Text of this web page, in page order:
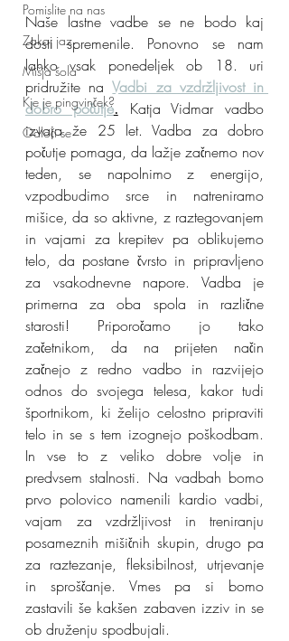
Pomislite na nas
Zakaj jaz
Mišja šola
Kje je pingvinček?
Odloči se
Naše lastne vadbe se ne bodo kaj
dosti spremenile. Ponovno se nam
lahko vsak ponedeljek ob 18. uri
pridružite na Vadbi za vzdržljivost in
dobro počutje.
Katja Vidmar vadbo
izvaja že 25 let. Vadba za dobro
počutje pomaga, da lažje začnemo nov
teden, se napolnimo z energijo,
vzpodbudimo srce in natreniramo
mišice, da so aktivne, z raztegovanjem
in vajami za krepitev pa oblikujemo
telo, da postane čvrsto in pripravljeno
za vsakodnevne napore. Vadba je
primerna za oba spola in različne
starosti! Priporočamo jo tako
začetnikom, da na prijeten način
začnejo z redno vadbo in razvijejo
odnos do svojega telesa, kakor tudi
športnikom, ki želijo celostno pripraviti
telo in se s tem izognejo poškodbam.
In vse to z veliko dobre volje in
predvsem stalnosti. Na vadbah bomo
prvo polovico namenili kardio vadbi,
vajam za vzdržljivost in treniranju
posameznih mišičnih skupin, drugo pa
za raztezanje, fleksibilnost, utrjevanje
in sproščanje. Vmes pa si bomo
zastavili še kakšen zabaven izziv in se
ob druženju spodbujali.